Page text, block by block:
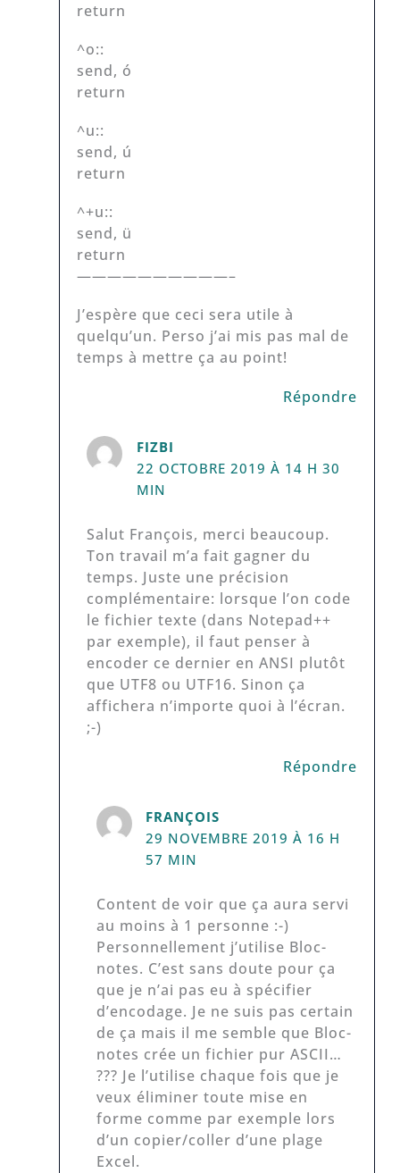
return
^o::
send, ó
return
^u::
send, ú
return
^+u::
send, ü
return
——————————–
J’espère que ceci sera utile à
quelqu’un. Perso j’ai mis pas mal de
temps à mettre ça au point!
Répondre
FIZBI
22 OCTOBRE 2019 À 14 H 30
MIN
Salut François, merci beaucoup.
Ton travail m’a fait gagner du
temps. Juste une précision
complémentaire: lorsque l’on code
le fichier texte (dans Notepad++
par exemple), il faut penser à
encoder ce dernier en ANSI plutôt
que UTF8 ou UTF16. Sinon ça
affichera n’importe quoi à l’écran.
;-)
Répondre
FRANÇOIS
29 NOVEMBRE 2019 À 16 H
57 MIN
Content de voir que ça aura servi
au moins à 1 personne :-)
Personnellement j’utilise Bloc-
notes. C’est sans doute pour ça
que je n’ai pas eu à spécifier
d’encodage. Je ne suis pas certain
de ça mais il me semble que Bloc-
notes crée un fichier pur ASCII…
??? Je l’utilise chaque fois que je
veux éliminer toute mise en
forme comme par exemple lors
d’un copier/coller d’une plage
Excel.